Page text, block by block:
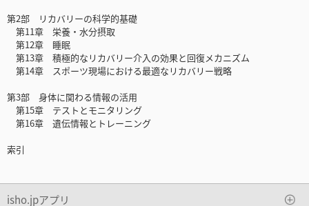
第2部 リカバリーの科学的基礎
第11章 栄養・水分摂取
第12章 睡眠
第13章 積極的なリカバリー介入の効果と回復メカニズム
第14章 スポーツ現場における最適なリカバリー戦略
第3部 身体に関わる情報の活用
第15章 テストとモニタリング
第16章 遺伝情報とトレーニング
索引
isho.jpアプリ